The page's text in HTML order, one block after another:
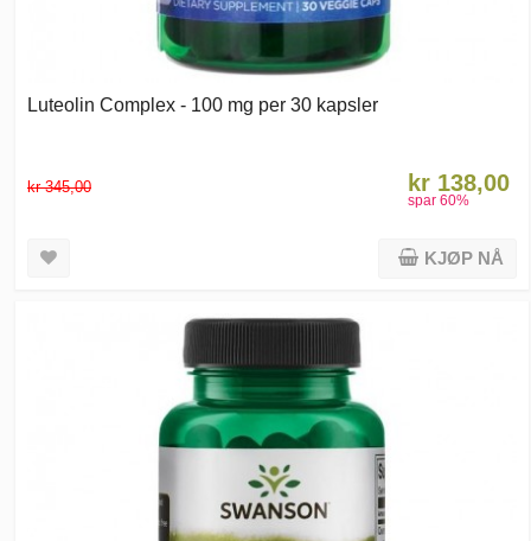
Luteolin Complex - 100 mg per 30 kapsler
kr 345,00 kr 138,00
spar 60%
KJØP NÅ